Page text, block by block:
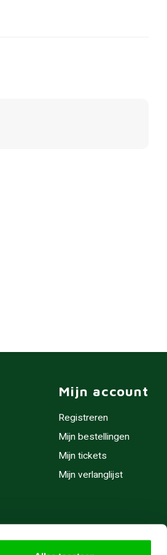
Mijn account
Registreren
Mijn bestellingen
Mijn tickets
Mijn verlanglijst